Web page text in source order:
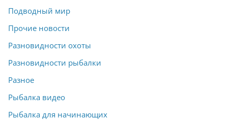
Подводный мир
Прочие новости
Разновидности охоты
Разновидности рыбалки
Разное
Рыбалка видео
Рыбалка для начинающих